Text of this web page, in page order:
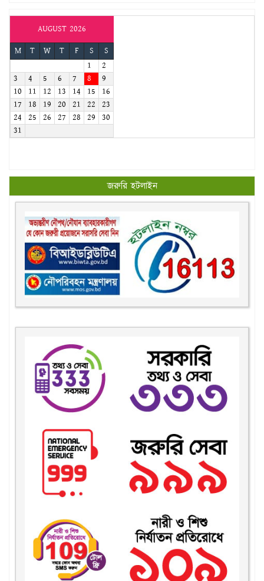
AUGUST 2026
M
T W T F S
S
1
2
3
4 5 6 7 8
9
10
11 12 13 14 15
16
17
18 19 20 21 22 23
24 25 26 27 28 29 30
31
জরুরি হটলাইন